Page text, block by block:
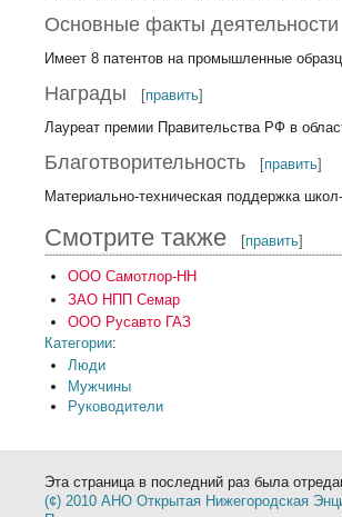
Основные факты деятельности
Имеет 8 патентов на промышленные
Награды [править]
Лауреат премии Правительства РФ в
Благотворительность [править]
Материально-техническая поддержка
Смотрите также [править]
ООО Самотлор-НН
ЗАО НПП Семар
ООО Русавто ГАЗ
Категории:
Люди
Мужчины
Руководители
Эта страница в последний раз была
(¢) 2010 АНО Открытая Нижегородская